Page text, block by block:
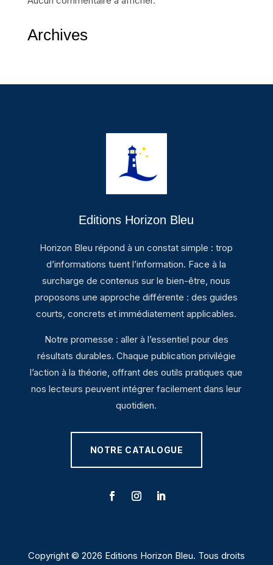
Archives
Editions Horizon Bleu
Horizon Bleu répond à un constat simple : trop
d’informations tuent l’information. Face à la
surcharge de contenus sur le bien-être, nous
proposons une approche différente : des guides
courts, concrets et immédiatement applicables.
Notre promesse : aller à l’essentiel pour des
résultats durables. Chaque publication privilégie
l’action à la théorie, offrant des outils pratiques que
nos lecteurs peuvent intégrer facilement dans leur
quotidien.
NOTRE CATALOGUE
Copyright © 2026 Editions Horizon Bleu. Tous droits